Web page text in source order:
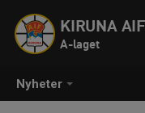
Nyheter
KIRUNA AIF
A-laget